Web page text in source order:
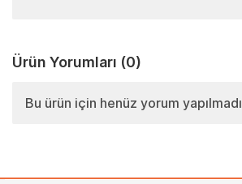
Ürün Yorumları (0)
Bu ürün için henüz yorum yapılmadı